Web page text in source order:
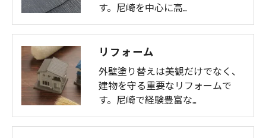
す。尼崎を中心に高…
リフォーム
外壁塗り替えは美観だけでなく、
建物を守る重要なリフォームで
す。尼崎で経験豊富な…